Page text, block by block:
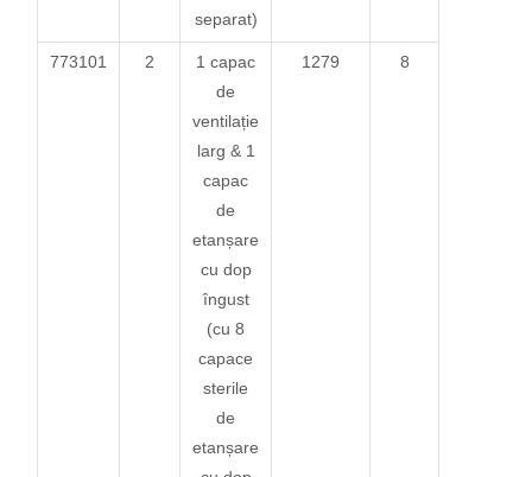
separat)
773101 2
1 capac
de
ventilație
larg & 1
capac
de
etanșare
cu dop
îngust
(cu 8
capace
sterile
de
etanșare
1279 8